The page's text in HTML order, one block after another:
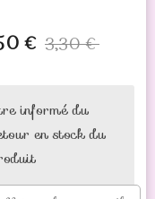
€ 3,30 €
informé du
en stock du